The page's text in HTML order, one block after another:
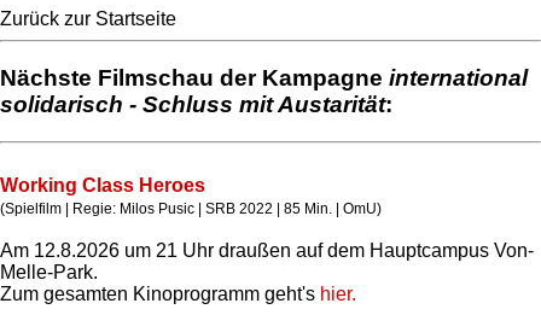
Zurück zur Startseite
Nächste Filmschau der Kampagne international
solidarisch - Schluss mit Austarität:
Working Class Heroes
(Spielfilm | Regie: Milos Pusic | SRB 2022 | 85 Min. | OmU)
Am 12.8.2026 um 21 Uhr draußen auf dem Hauptcampus Von-
Melle-Park.
Zum gesamten Kinoprogramm geht's hier.